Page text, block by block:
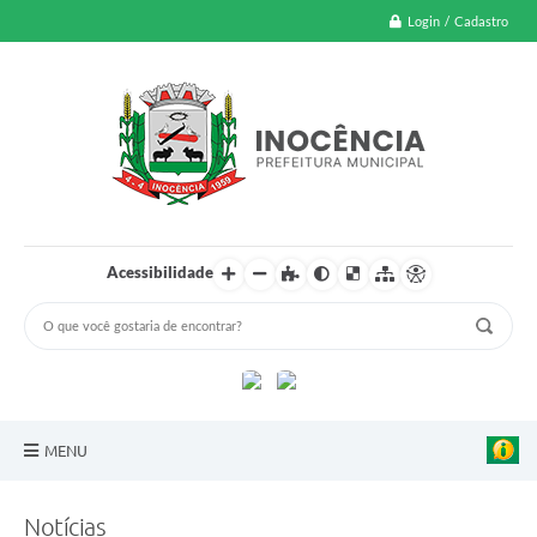
Login / Cadastro
Acessibilidade
MENU
Notícias